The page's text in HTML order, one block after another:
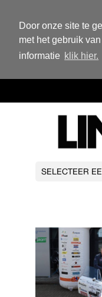
Door onze site te
met het gebruik
informatie klik hier.
SELECTEER